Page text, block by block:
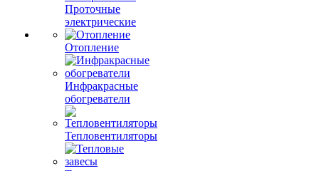
Проточные
электрические
Отопление
Инфракрасные
обогреватели
Тепловентиляторы